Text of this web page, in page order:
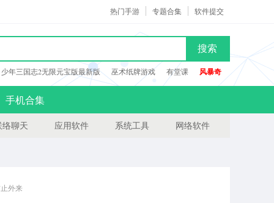
软件提交
专题合集
热门手游
搜索
少年三国志2无限元宝版最新版 巫术纸牌游戏 有堂课 风暴奇
手机合集
络聊天 应用软件 系统工具 网络软件
外来